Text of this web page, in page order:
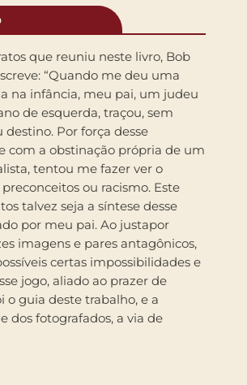
que reuniu neste livro, Bob
“Quando me deu uma
na infância, meu pai, um judeu
de esquerda, traçou, sem
destino. Por força desse
com a obstinação própria de um
tentou me fazer ver o
ou racismo. Este
talvez seja a síntese desse
por meu pai. Ao justapor
imagens e pares antagônicos,
certas impossibilidades e
jogo, aliado ao prazer de
o guia deste trabalho, e a
dos fotografados, a via de